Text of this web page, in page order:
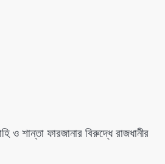
শান্তা ফারজানার বিরুদ্ধে রাজধানীর